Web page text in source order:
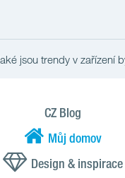
jsou trendy v zařízení
CZ Blog
Můj domov
Design & inspirace